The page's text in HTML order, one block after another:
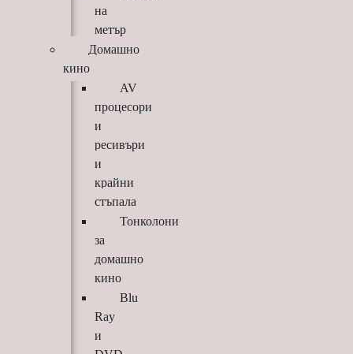
на
метър
Домашно
кино
AV
процесори
и
ресивъри
и
крайни
стъпала
Тонколони
за
домашно
кино
Blu
Ray
и